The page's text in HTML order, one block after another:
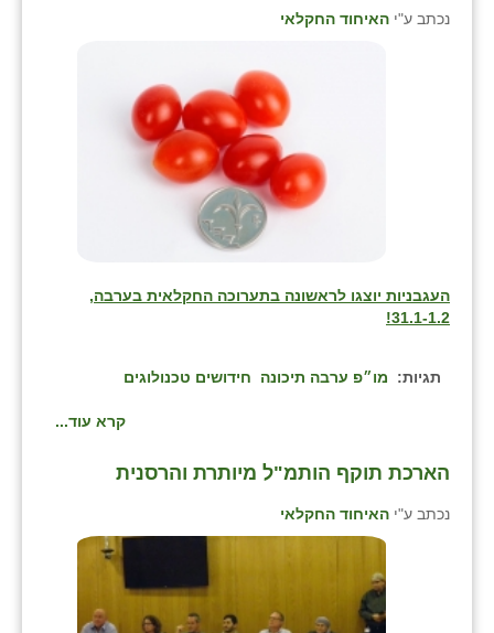
נכתב ע"י האיחוד החקלאי
העגבניות יוצגו לראשונה בתערוכה החקלאית בערבה,
31.1-1.2!
תגיות: מו״פ ערבה תיכונה חידושים טכנולוגים
קרא עוד...
⁨הארכת תוקף הותמ"ל מיותרת והרסנית⁩
נכתב ע"י האיחוד החקלאי